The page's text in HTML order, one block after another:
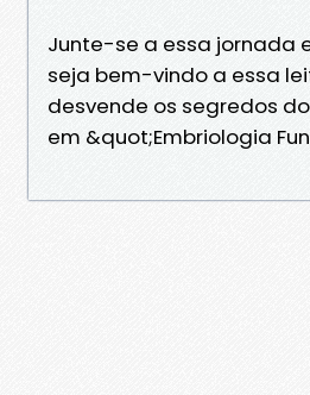
Junte-se a essa jornada
seja bem-vindo a essa
desvende os segredos
em &quot;Embriologia